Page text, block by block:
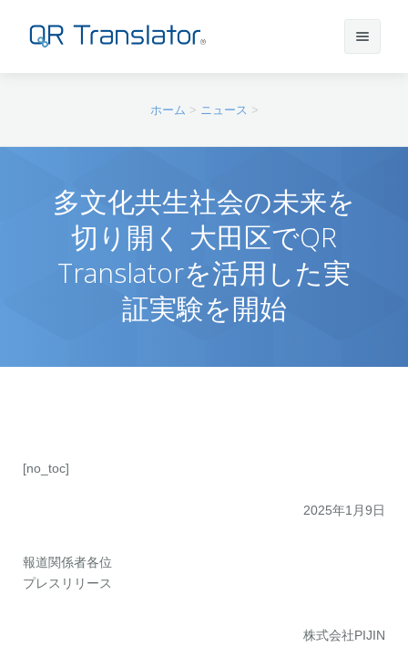
QR Translatorについて
ホーム > ニュース >
多文化共生社会の未来を
切り開く 大田区でQR
Translatorを活用した実
証実験を開始
[no_toc]
2025年1月9日
報道関係者各位
プレスリリース
株式会社PIJIN